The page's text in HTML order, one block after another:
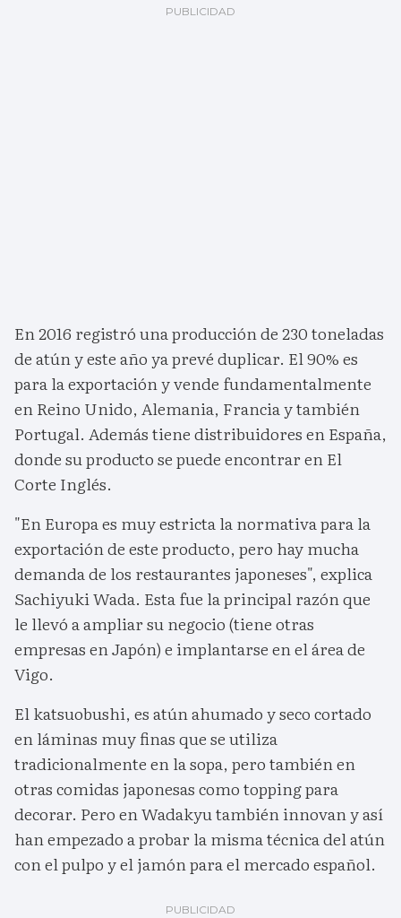
En 2016 registró una producción de 230 toneladas
de atún y este año ya prevé duplicar. El 90% es
para la exportación y vende fundamentalmente
en Reino Unido, Alemania, Francia y también
Portugal. Además tiene distribuidores en España,
donde su producto se puede encontrar en El
Corte Inglés.
"En Europa es muy estricta la normativa para la
exportación de este producto, pero hay mucha
demanda de los restaurantes japoneses", explica
Sachiyuki Wada. Esta fue la principal razón que
le llevó a ampliar su negocio (tiene otras
empresas en Japón) e implantarse en el área de
Vigo.
El katsuobushi, es atún ahumado y seco cortado
en láminas muy finas que se utiliza
tradicionalmente en la sopa, pero también en
otras comidas japonesas como topping para
decorar. Pero en Wadakyu también innovan y así
han empezado a probar la misma técnica del atún
con el pulpo y el jamón para el mercado español.